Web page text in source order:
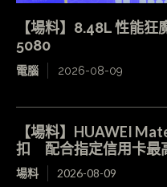
【場料】8.48L 性能
5080
電腦 2026-08-09
【場料】HUAWEI
扣 配合指定信用卡最
場料 2026-08-09